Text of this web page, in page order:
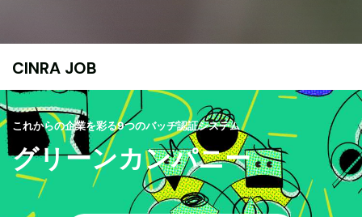
CINRA JOB
これからの企業を彩る9つのバッヂ認証システム
グリーンカンパニー